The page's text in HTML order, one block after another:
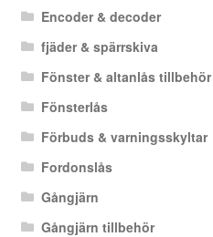
Encoder & decoder
fjäder & spärrskiva
Fönster & altanlås tillbehör
Fönsterlås
Förbuds & varningsskyltar
Fordonslås
Gångjärn
Gångjärn tillbehör